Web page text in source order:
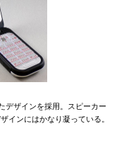
デザインを採用。スピーカー
インにはかなり凝っている。